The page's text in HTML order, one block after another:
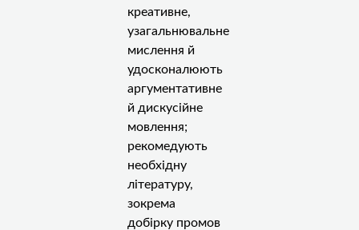
креативне,
узагальнювальне
мислення й
удосконалюють
аргументативне
й дискусійне
мовлення;
рекомедують
необхідну
літературу,
зокрема
добірку промов